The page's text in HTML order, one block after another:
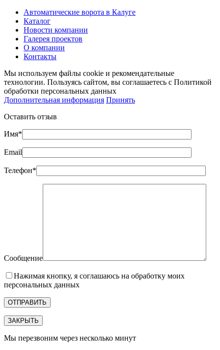
Автоматические ворота в Калуге
Каталог
Новости компании
Галерея проектов
О компании
Контакты
Мы используем файлы cookie и рекомендательные
технологии. Пользуясь сайтом, вы соглашаетесь с Политикой
обработки персональных данных
Дополнительная информация Принять
Оставить отзыв
Имя*
Email
Телефон*
Сообщение
Нажимая кнопку, я соглашаюсь на обработку моих
персональных данных
ЗАКРЫТЬ
Мы перезвоним через несколько минут